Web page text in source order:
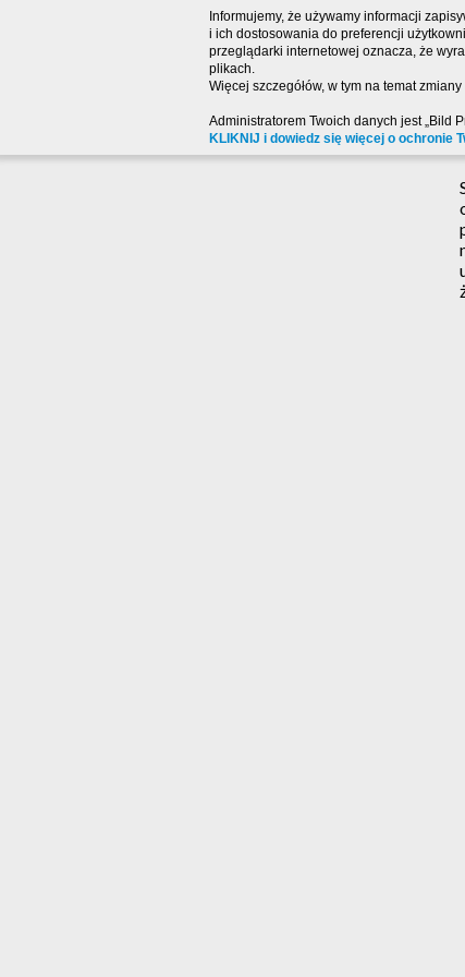
Informujemy, że używamy informacji
i ich dostosowania do preferencji
przeglądarki internetowej oznacza, że
plikach.
Więcej szczegółów, w tym na temat
Administratorem Twoich danych jest „Bild
KLIKNIJ i dowiedz się więcej o ochronie